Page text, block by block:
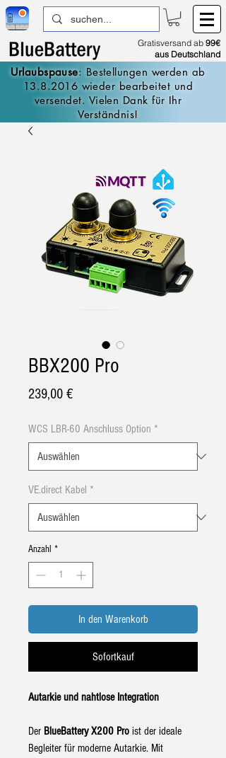
Gratisversand ab 99€
aus Deutschland
Urlaubspause: Bestellungen werden ab
13.8.2016 wieder bearbeitet und
versendet. Vielen Dank für Ihr
Verständnis!
BBX200 Pro
239,00 €Preis
WCS LBR-60 Anschluss Option *
VE.direct Kabel *
Anzahl *
In den Warenkorb
Sofortkauf
Autarkie und nahtlose Integration
Der BlueBattery X200 Pro ist der ideale
Begleiter für moderne Autarkie. Mit